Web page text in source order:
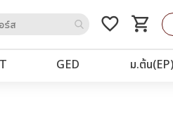
favorite_border shopping_cart
รถเข็น
GED ม.ต้น(EP)